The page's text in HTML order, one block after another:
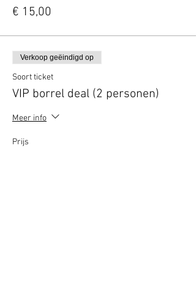
€ 15,00
Verkoop geëindigd op
Soort ticket
VIP borrel deal (2 personen)
Meer info
Prijs